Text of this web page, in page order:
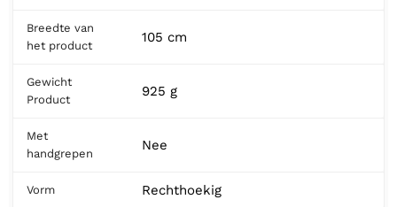
Breedte van
het product
105 cm
Gewicht
Product
925 g
Met
handgrepen
Nee
Vorm Rechthoekig